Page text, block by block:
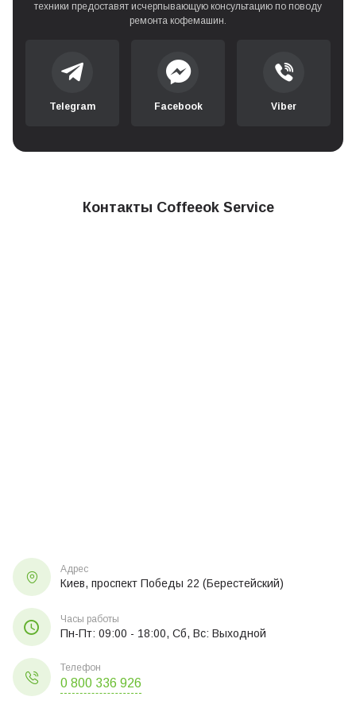
техники предоставят исчерпывающую консультацию по поводу
ремонта кофемашин.
Telegram Facebook Viber
Контакты Coffeeok Service
Адрес
Киев, проспект Победы 22 (Берестейский)
Часы работы
Пн-Пт: 09:00 - 18:00, Сб, Вс: Выходной
Телефон
0 800 336 926